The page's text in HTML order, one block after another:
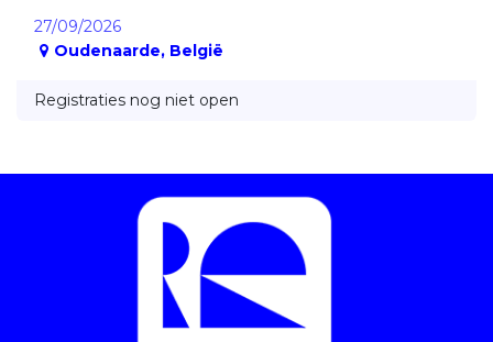
27/09/2026
Oudenaarde, België
Registraties nog niet open